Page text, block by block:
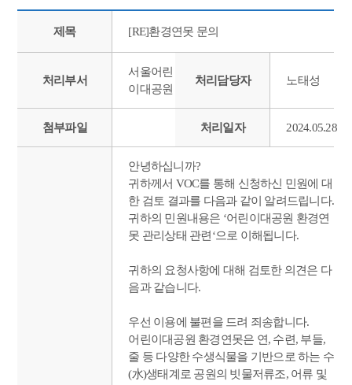
제목 [RE]환경연못 문의
처리부서
서울어린
이대공원
처리담당자 노태성
첨부파일 처리일자 2024.05.28
안녕하십니까?
귀하께서 VOC를 통해 신청하신 민원에 대
한 검토 결과를 다음과 같이 알려드립니다.
귀하의 민원내용은 ‘어린이대공원 환경연
못 관리상태 관련‘으로 이해됩니다.
귀하의 요청사항에 대해 검토한 의견은 다
음과 같습니다.
우선 이용에 불편을 드려 죄송합니다.
어린이대공원 환경연못은 연, 수련, 부들,
줄 등 다양한 수생식물을 기반으로 하는 수
(水)생태계로 공원의 빗물저류조, 어류 및